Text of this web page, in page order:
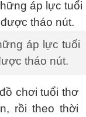
áp lực tuổi
tháo nút.
chơi tuổi thơ
rồi theo thời